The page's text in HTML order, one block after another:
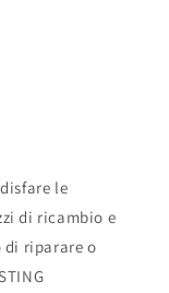
le
di ricambio e
di riparare o